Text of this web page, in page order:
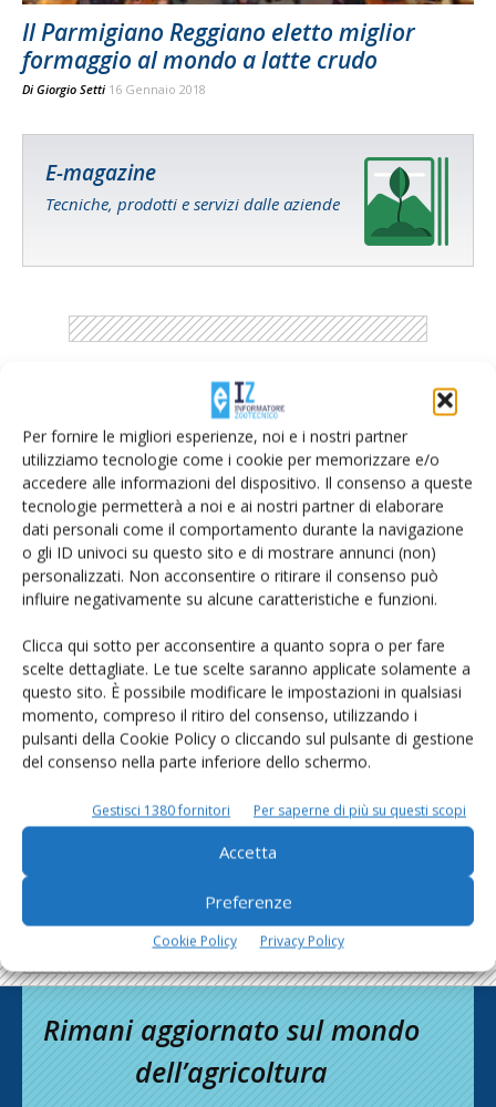
Per fornire le migliori esperienze, noi e i nostri partner
utilizziamo tecnologie come i cookie per memorizzare e/o
accedere alle informazioni del dispositivo. Il consenso a queste
tecnologie permetterà a noi e ai nostri partner di elaborare
dati personali come il comportamento durante la navigazione
o gli ID univoci su questo sito e di mostrare annunci (non)
personalizzati. Non acconsentire o ritirare il consenso può
influire negativamente su alcune caratteristiche e funzioni.
Clicca qui sotto per acconsentire a quanto sopra o per fare
scelte dettagliate. Le tue scelte saranno applicate solamente a
questo sito. È possibile modificare le impostazioni in qualsiasi
momento, compreso il ritiro del consenso, utilizzando i
pulsanti della Cookie Policy o cliccando sul pulsante di gestione
del consenso nella parte inferiore dello schermo.
Gestisci 1380 fornitori Per saperne di più su questi scopi
Accetta
Preferenze
Cookie Policy Privacy Policy
Il Parmigiano Reggiano eletto miglior
formaggio al mondo a latte crudo
Di Giorgio Setti 16 Gennaio 2018
E-magazine
Tecniche, prodotti e servizi dalle aziende
Catalogo Aziende e Prodotti
Un modo semplice per cercare un'azienda o un
prodotto!
Cerca adesso
L'Esperto risponde
I consigli di Terra e Vita agli agricoltori
Cerca adesso
Rimani aggiornato sul mondo
dell’agricoltura